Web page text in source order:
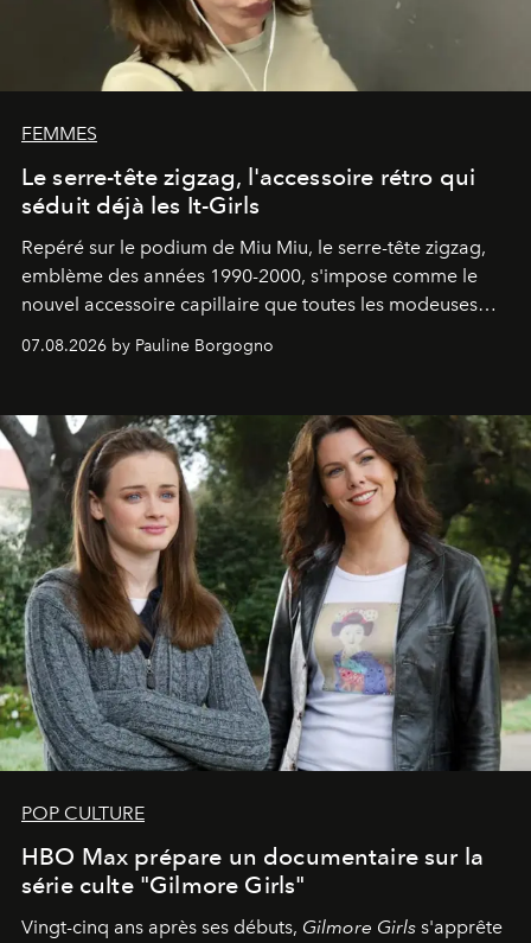
FEMMES
Le serre-tête zigzag, l'accessoire rétro qui
séduit déjà les It-Girls
Repéré sur le podium de Miu Miu, le serre-tête zigzag,
emblème des années 1990-2000, s'impose comme le
nouvel accessoire capillaire que toutes les modeuses
s'arrachent déjà.
07.08.2026 by Pauline Borgogno
POP CULTURE
HBO Max prépare un documentaire sur la
série culte "Gilmore Girls"
Vingt-cinq ans après ses débuts, Gilmore Girls s'apprête